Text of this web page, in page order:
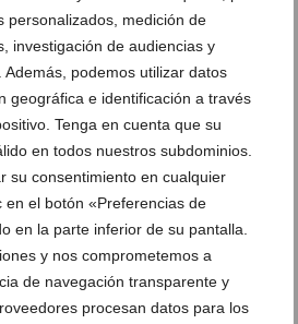
personalizados, medición de
investigación de audiencias y
podemos utilizar datos
geográfica e identificación a través
Tenga en cuenta que su
en todos nuestros subdominios.
su consentimiento en cualquier
en el botón «Preferencias de
en la parte inferior de su pantalla.
y nos comprometemos a
de navegación transparente y
procesan datos para los
permitirá convertir en
de la banda de Dénia